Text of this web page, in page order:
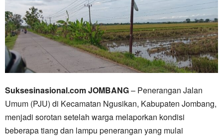
Suksesinasional.com JOMBANG– Penerangan Jalan
Umum (PJU) di Kecamatan Ngusikan, Kabupaten Jombang,
menjadi sorotan setelah warga melaporkan kondisi
beberapa tiang dan lampu penerangan yang mulai